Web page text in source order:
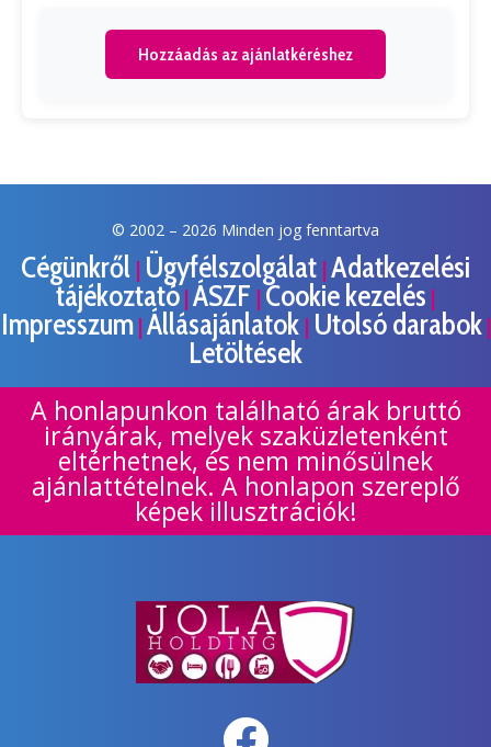
Hozzáadás az ajánlatkéréshez
© 2002 – 2026 Minden jog fenntartva
Cégünkről | Ügyfélszolgálat | Adatkezelési
tájékoztató | ÁSZF | Cookie kezelés |
Impresszum| Állásajánlatok | Utolsó darabok|
Letöltések
A honlapunkon található árak bruttó
irányárak, melyek szaküzletenként
eltérhetnek, és nem minősülnek
ajánlattételnek. A honlapon szereplő
képek illusztrációk!